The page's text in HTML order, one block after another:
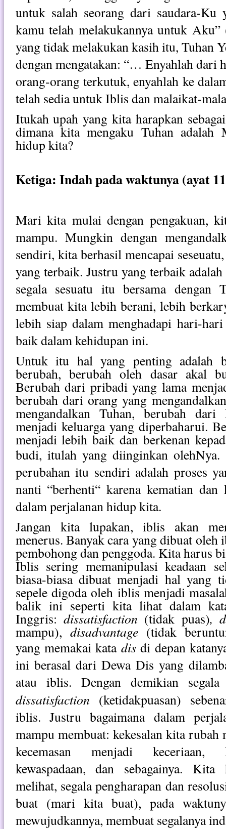
untuk salah seorang dari saudara-
kamu telah melakukannya untuk
yang tidak melakukan kasih itu, Tuhan
dengan mengatakan: “… Enyahlah dari
orang-orang terkutuk, enyahlah ke
telah sedia untuk Iblis dan malaikat-
Itukah upah yang kita harapkan
dimana kita mengaku Tuhan adalah
hidup kita?
Ketiga: Indah pada waktunya (ayat
Mari kita mulai dengan pengakuan,
mampu. Mungkin dengan
sendiri, kita berhasil mencapai
yang terbaik. Justru yang terbaik
segala sesuatu itu bersama dengan
membuat kita lebih berani, lebih
lebih siap dalam menghadapi hari-
baik dalam kehidupan ini.
Untuk itu hal yang penting adalah
berubah, berubah oleh dasar akal
Berubah dari pribadi yang lama
berubah dari orang yang
mengandalkan Tuhan, berubah dari
menjadi keluarga yang diperbaharui.
menjadi lebih baik dan berkenan
budi, itulah yang diinginkan
perubahan itu sendiri adalah proses
nanti “berhenti“ karena kematian dan
dalam perjalanan hidup kita.
Jangan kita lupakan, iblis akan
menerus. Banyak cara yang dibuat oleh
pembohong dan penggoda. Kita harus
Iblis sering memanipulasi keadaan
biasa-biasa dibuat menjadi hal yang
sepele digoda oleh iblis menjadi
balik ini seperti kita lihat dalam
Inggris: dissatisfaction (tidak puas),
mampu), disadvantage (tidak
yang memakai kata disdi depan
ini berasal dari Dewa Dis yang
atau iblis. Dengan demikian
dissatisfaction (ketidakpuasan)
iblis. Justru bagaimana dalam
mampu membuat: kekesalan kita rubah
kecemasan menjadi keceriaan,
kewaspadaan, dan sebagainya.
melihat, segala pengharapan dan
buat (mari kita buat), pada
mewujudkannya, membuat segalanya